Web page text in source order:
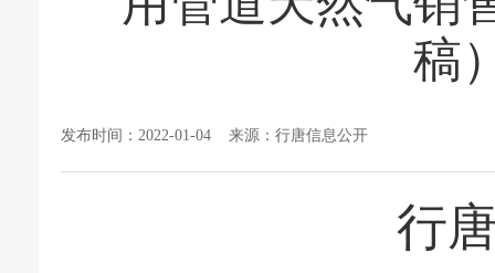
稿
发布时间：2022-01-04 来源：行唐信息公开
行